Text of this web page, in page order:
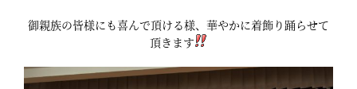
御親族の皆様にも喜んで頂ける様、華やかに着飾り踊らせて
頂きます